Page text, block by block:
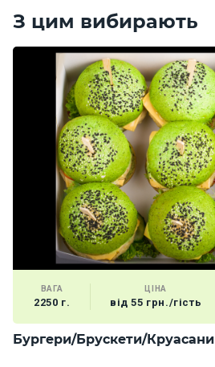
З цим вибирають
ВАГА
2250 г.
ЦІНА
від 55 грн./гість
Бургери/Брускети/Круасани